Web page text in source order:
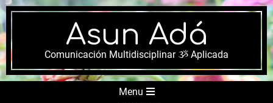
Skip
to
content
Asun Adá
Comunicación Multidisciplinar ૐ Aplicada
Menu